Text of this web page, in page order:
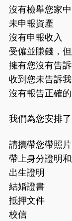
沒有檢舉您家
未申報資產
沒有申報收入
受僱並賺錢，
擁有您沒有告
收到您未告訴
沒有報告正確
我們為您安排
請攜帶您帶照
帶上身分證明
出生證明
結婚證書
抵押文件
校信